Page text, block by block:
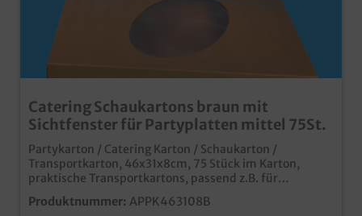
Catering Schaukartons braun mit
Sichtfenster für Partyplatten mittel 75St.
Partykarton / Catering Karton / Schaukarton /
Transportkarton, 46x31x8cm, 75 Stück im Karton,
praktische Transportkartons, passend z.B. für
Aluminium Partyplatten mittel unbedruckt im
beliebten Bio Braun Ideal für Partyservice, Catering und
Produktnummer: APPK463108B